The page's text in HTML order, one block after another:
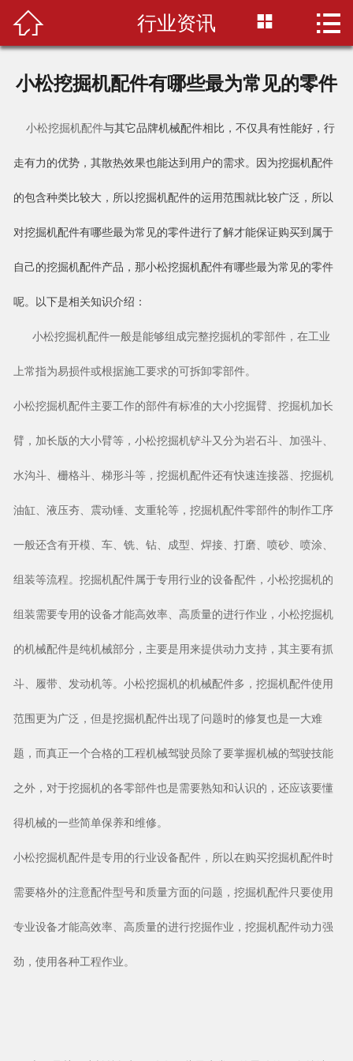
首页
配件仓库
联系我们
 行业资讯  
小松挖掘机配件有哪些最为常见的零件
小松挖掘机配件与其它品牌机械配件相比，不仅具有性能好，行
走有力的优势，其散热效果也能达到用户的需求。因为挖掘机配件
的包含种类比较大，所以挖掘机配件的运用范围就比较广泛，所以
对挖掘机配件有哪些最为常见的零件进行了解才能保证购买到属于
自己的挖掘机配件产品，那小松挖掘机配件有哪些最为常见的零件
呢。以下是相关知识介绍：
小松挖掘机配件一般是能够组成完整挖掘机的零部件，在工业
上常指为易损件或根据施工要求的可拆卸零部件。
小松挖掘机配件主要工作的部件有标准的大小挖掘臂、挖掘机加长
臂，加长版的大小臂等，小松挖掘机铲斗又分为岩石斗、加强斗、
水沟斗、栅格斗、梯形斗等，挖掘机配件还有快速连接器、挖掘机
油缸、液压夯、震动锤、支重轮等，挖掘机配件零部件的制作工序
一般还含有开模、车、铣、钻、成型、焊接、打磨、喷砂、喷涂、
组装等流程。挖掘机配件属于专用行业的设备配件，小松挖掘机的
组装需要专用的设备才能高效率、高质量的进行作业，小松挖掘机
的机械配件是纯机械部分，主要是用来提供动力支持，其主要有抓
斗、履带、发动机等。小松挖掘机的机械配件多，挖掘机配件使用
范围更为广泛，但是挖掘机配件出现了问题时的修复也是一大难
题，而真正一个合格的工程机械驾驶员除了要掌握机械的驾驶技能
之外，对于挖掘机的各零部件也是需要熟知和认识的，还应该要懂
得机械的一些简单保养和维修。
小松挖掘机配件是专用的行业设备配件，所以在购买挖掘机配件时
需要格外的注意配件型号和质量方面的问题，挖掘机配件只要使用
专业设备才能高效率、高质量的进行挖掘作业，挖掘机配件动力强
劲，使用各种工程作业。